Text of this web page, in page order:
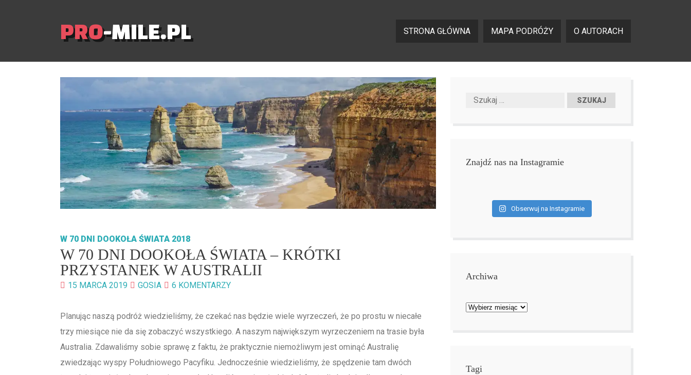
PRO-MILE.PL STRONA GŁÓWNA MAPA PODRÓŻY O AUTORACH
W 70 DNI DOOKOŁA ŚWIATA 2018
W 70 DNI DOOKOŁA ŚWIATA – KRÓTKI
PRZYSTANEK W AUSTRALII
15 MARCA 2019 GOSIA 6 KOMENTARZY
Planując naszą podróż wiedzieliśmy, że czekać nas będzie wiele wyrzeczeń, że po prostu w niecałe
trzy miesiące nie da się zobaczyć wszystkiego. A naszym największym wyrzeczeniem na trasie była
Australia. Zdawaliśmy sobie sprawę z faktu, że praktycznie niemożliwym jest ominąć Australię
zwiedzając wyspy Południowego Pacyfiku. Jednocześnie wiedzieliśmy, że spędzenie tam dwóch
Znajdź nas na Instagramie
Obserwuj na Instagramie
Archiwa
Archiwa
Tagi